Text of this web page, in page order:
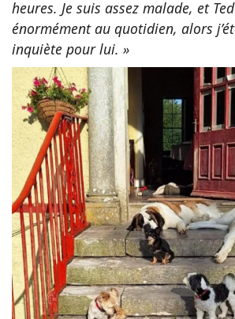
heures. Je suis assez malade, et
énormément au quotidien, alors
inquiète pour lui. »